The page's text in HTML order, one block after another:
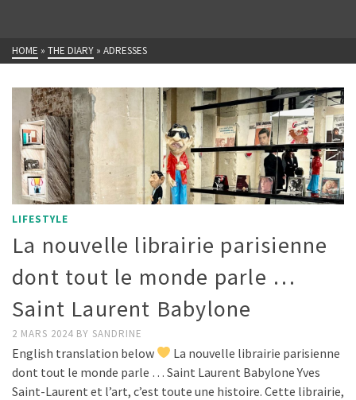
HOME » THE DIARY » ADRESSES
LIFESTYLE
La nouvelle librairie parisienne
dont tout le monde parle …
Saint Laurent Babylone
2 MARS 2024 BY SANDRINE
English translation below
La nouvelle librairie parisienne
dont tout le monde parle … Saint Laurent Babylone Yves
Saint-Laurent et l’art, c’est toute une histoire. Cette librairie,